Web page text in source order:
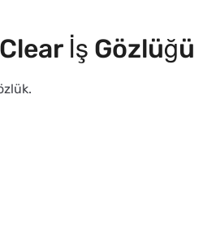
İş Gözlüğü